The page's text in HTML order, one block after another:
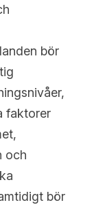
bör
faktorer
och
bör